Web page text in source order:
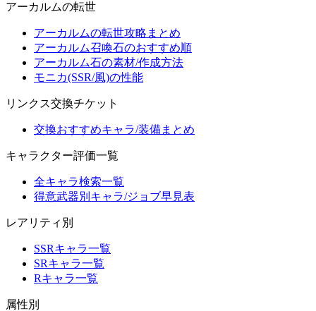
アーカルムの転世
アーカルムの転世攻略まとめ
アーカルム召喚石のおすすめ順
アーカルム石の素材/作成方法
モニカ(SSR/風)の性能
リンクス交換チケット
交換おすすめキャラ/装備まとめ
キャラクター評価一覧
全キャラ検索一覧
得意武器別キャラ/ジョブ早見表
レアリティ別
SSRキャラ一覧
SRキャラ一覧
Rキャラ一覧
属性別